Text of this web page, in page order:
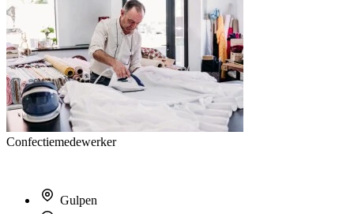
Confectiemedewerker
Gulpen